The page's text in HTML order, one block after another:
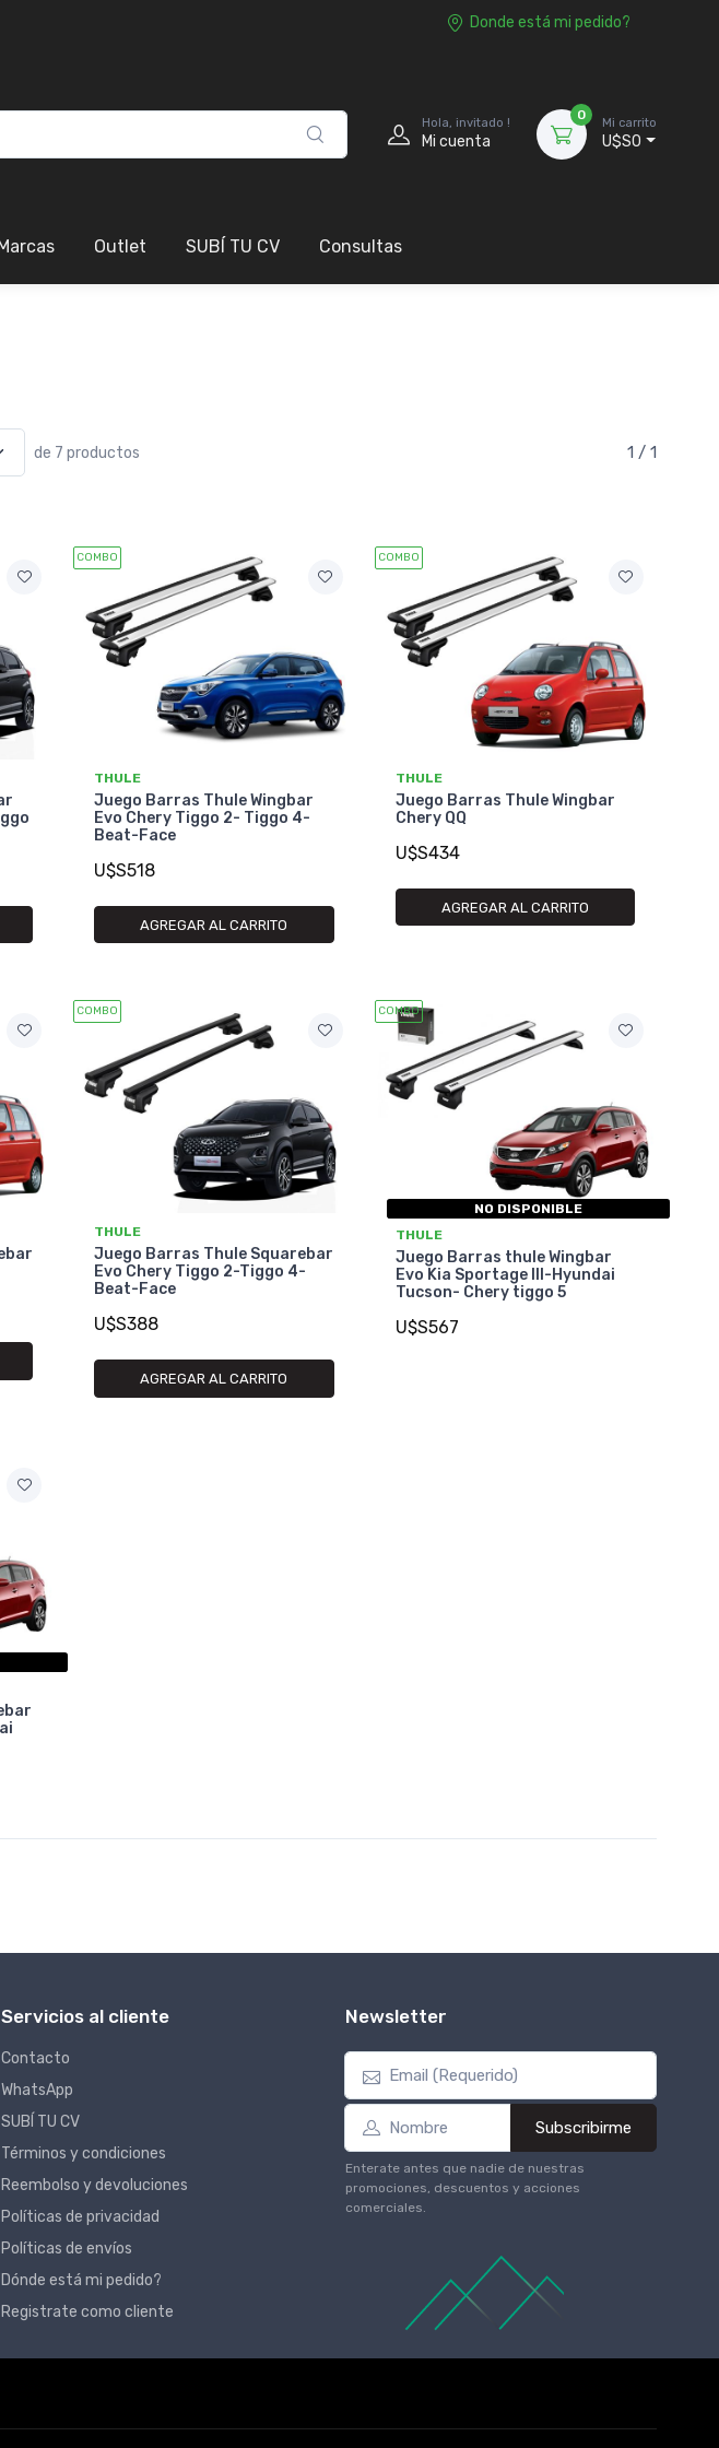
Donde está mi pedido?
Hola, invitado !
Mi cuenta
0
Mi carrito
U$S0
Marcas Outlet SUBÍ TU CV Consultas
de 7 productos 1 / 1
COMBO
THULE
Juego Barras Thule Wingbar
Evo Chery Tiggo 2- Tiggo 4-
Beat-Face
U$S518
AGREGAR AL CARRITO
COMBO
THULE
Juego Barras Thule Wingbar
Chery QQ
U$S434
AGREGAR AL CARRITO
COMBO
THULE
Juego Barras Thule Squarebar
Evo Chery Tiggo 2-Tiggo 4-
Beat-Face
U$S388
AGREGAR AL CARRITO
COMBO
NO DISPONIBLE
THULE
Juego Barras thule Wingbar
Evo Kia Sportage III-Hyundai
Tucson- Chery tiggo 5
U$S567
Servicios al cliente
Contacto
WhatsApp
SUBÍ TU CV
Términos y condiciones
Reembolso y devoluciones
Políticas de privacidad
Políticas de envíos
Dónde está mi pedido?
Registrate como cliente
Newsletter
Subscribirme
Enterate antes que nadie de nuestras
promociones, descuentos y acciones
comerciales.